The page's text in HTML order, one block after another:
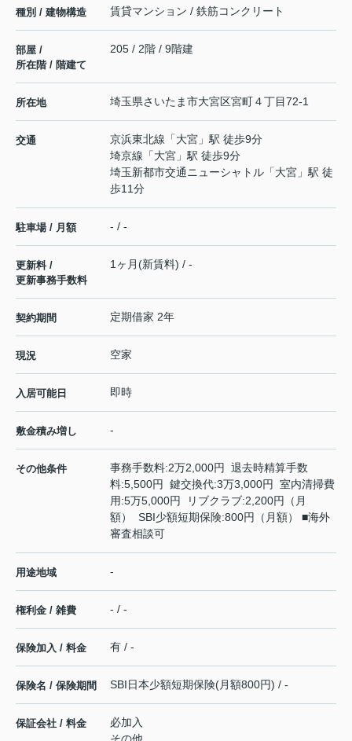
種別 / 建物構造 賃貸マンション / 鉄筋コンクリート
部屋 /
所在階 / 階建て
205 / 2階 / 9階建
所在地 埼玉県さいたま市大宮区宮町４丁目72-1
交通 京浜東北線 「大宮 」駅 徒歩9分
埼京線 「大宮 」駅 徒歩9分
埼玉新都市交通ニューシャトル 「大宮 」駅 徒
歩11分
駐車場 / 月額 - / -
更新料 /
更新事務手数料
1ヶ月(新賃料) / -
契約期間 定期借家 2年
現況 空家
入居可能日 即時
敷金積み増し -
その他条件
事務手数料:2万2,000円 退去時精算手数
料:5,500円 鍵交換代:3万3,000円 室内清掃費
用:5万5,000円 リブクラブ:2,200円（月
額） SBI少額短期保険:800円（月額） ■海外
審査相談可
用途地域 -
権利金 / 雑費 - / -
保険加入 / 料金 有 / -
保険名 / 保険期間 SBI日本少額短期保険(月額800円) / -
保証会社 / 料金
必加入